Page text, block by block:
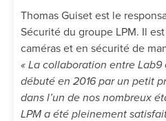
Thomas Guiset est le
Sécurité du groupe LPM. Il
caméras et en sécurité de
« La collaboration entre Lab9
débuté en 2016 par un petit
dans l’un de nos nombreux
LPM a été pleinement